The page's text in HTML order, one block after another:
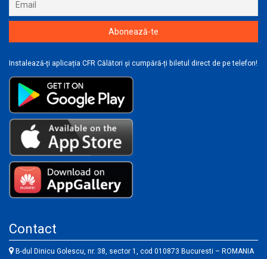
Instalează-ți aplicația CFR Călători și cumpără-ți biletul direct de pe telefon!
Contact
B-dul Dinicu Golescu, nr. 38, sector 1, cod 010873 Bucuresti – ROMANIA